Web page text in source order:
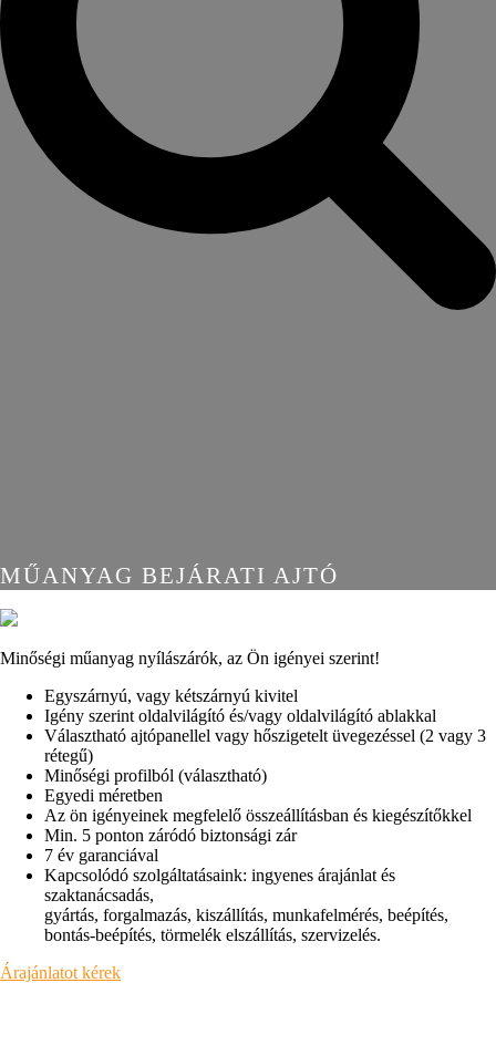
MŰANYAG BEJÁRATI AJTÓ
Minőségi műanyag nyílászárók, az Ön igényei szerint!
Egyszárnyú, vagy kétszárnyú kivitel
Igény szerint oldalvilágító és/vagy oldalvilágító ablakkal
Választható ajtópanellel vagy hőszigetelt üvegezéssel (2 vagy 3
rétegű)
Minőségi profilból (választható)
Egyedi méretben
Az ön igényeinek megfelelő összeállításban és kiegészítőkkel
Min. 5 ponton záródó biztonsági zár
7 év garanciával
Kapcsolódó szolgáltatásaink: ingyenes árajánlat és
szaktanácsadás,
gyártás, forgalmazás, kiszállítás, munkafelmérés, beépítés,
bontás-beépítés, törmelék elszállítás, szervizelés.
Árajánlatot kérek